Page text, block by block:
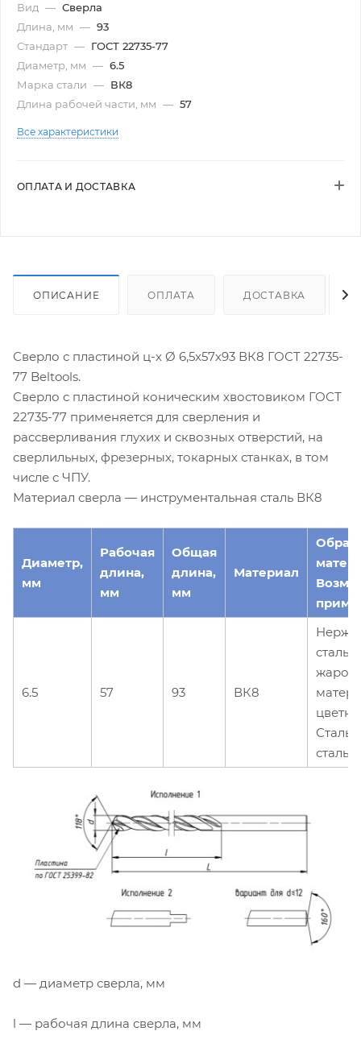
Вид — Сверла
Длина, мм — 93
Стандарт — ГОСТ 22735-77
Диаметр, мм — 6.5
Марка стали — ВК8
Длина рабочей части, мм — 57
Все характеристики
ОПЛАТА И ДОСТАВКА
ОПИСАНИЕ ОПЛАТА ДОСТАВКА
Сверло с пластиной ц-х Ø 6,5х57х93 ВК8 ГОСТ 22735-
77 Beltools.
Сверло с пластиной коническим хвостовиком ГОСТ
22735-77 применяется для сверления и
рассверливания глухих и сквозных отверстий, на
сверлильных, фрезерных, токарных станках, в том
числе с ЧПУ.
Материал сверла — инструментальная сталь ВК8
Диаметр,
мм
Рабочая
длина,
мм
Общая
длина,
мм
Материал
6.5 57 93 ВК8
сталь,
Сталь,
сталь
d — диаметр сверла, мм
l — рабочая длина сверла, мм